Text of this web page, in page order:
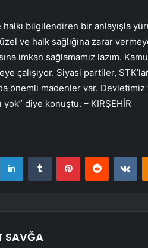
bilgilendiren bir anlayışla
ve halk sağlığına zarar
imkan sağlamamız lazım.
çalışıyor. Siyasi partiler,
önemli madenler var. Devletimiz
diye konuştu. – KIRŞEHİR
LinkedInTumblr PinterestReddit
SAVĞA